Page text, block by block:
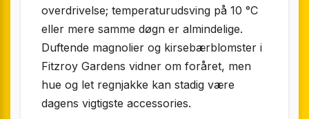
overdrivelse; temperaturudsving på 10 °C
eller mere samme døgn er almindelige.
Duftende magnolier og kirsebærblomster i
Fitzroy Gardens vidner om foråret, men
hue og let regnjakke kan stadig være
dagens vigtigste accessories.